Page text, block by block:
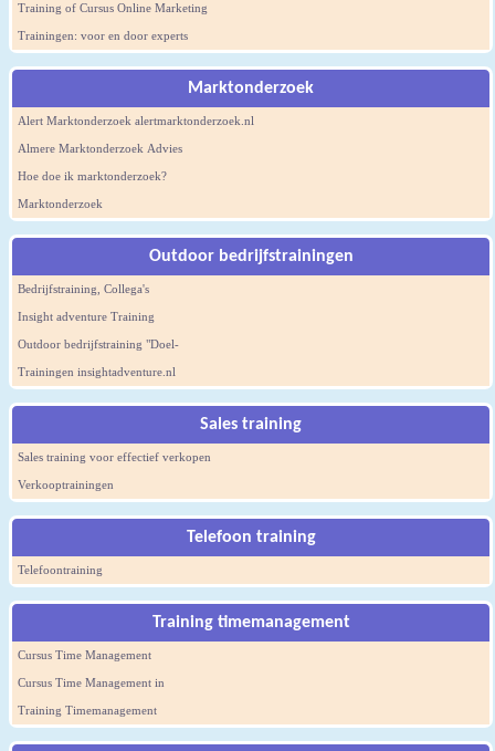
Training of Cursus Online Marketing
Trainingen: voor en door experts
Marktonderzoek
Alert Marktonderzoek alertmarktonderzoek.nl
Almere Marktonderzoek Advies
Hoe doe ik marktonderzoek?
Marktonderzoek
Outdoor bedrijfstrainingen
Bedrijfstraining, Collega's
Insight adventure Training
Outdoor bedrijfstraining "Doel-
Trainingen insightadventure.nl
Sales training
Sales training voor effectief verkopen
Verkooptrainingen
Telefoon training
Telefoontraining
Training timemanagement
Cursus Time Management
Cursus Time Management in
Training Timemanagement